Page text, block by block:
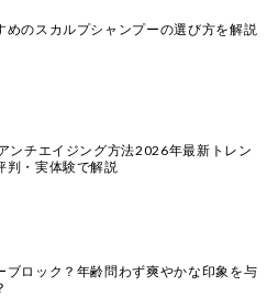
めのスカルプシャンプーの選び方を解説
ンチエイジング方法2026年最新トレン
判・実体験で解説
ブロック？年齢問わず爽やかな印象を与